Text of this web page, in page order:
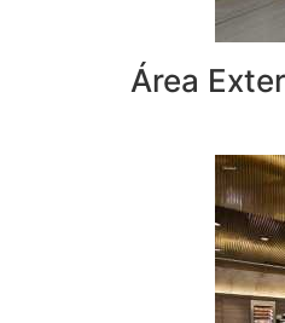
Área